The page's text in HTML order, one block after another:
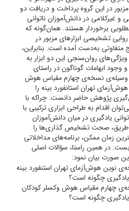
در این گروه پرداخت و دریافت دو
و غیرکلامی در دانش‌آموزان ناتوانی
برخوردار هستند. همان‌گونه که
تشخیصی ابزارهای مزبور در
متفاوتی به‌دست آمده است. بنابراین،
روان‌سنجی این دو ابزار به
ابهامات گوناگون در راستای
وسیله‌ی نسخه‌ی چهارم مقیاس هوش
تهران استانفورد بینه را
پژوهش حاضر دانست. چراکه با
اقدام به طراحی ابزاری ترکیبی با
یادگیری در میان دانش‌آموزان
طریق، صحت تشخیص گذاری‌ها را
زمان ممکن، برنامه‌های مداخلاتی
بست. در همین راستا، سؤالات اصلی
صورت بیان نمود:
نوین هوش‌آزمای تهران استنفورد بینه
یادگیری چگونه است؟
چهارم مقیاس هوش وکسلر کودکان
یادگیری چگونه است؟